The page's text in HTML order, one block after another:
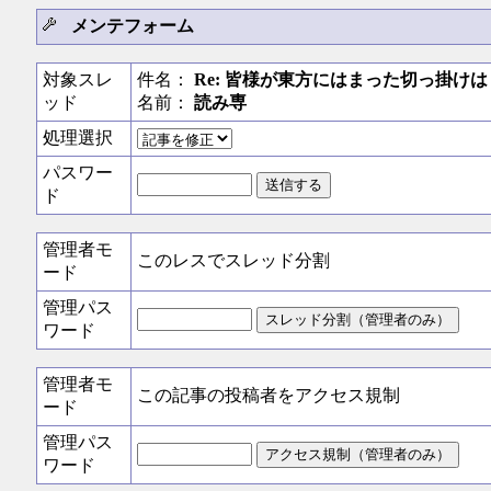
メンテフォーム
対象スレ
ッド
件名： Re: 皆様が東方にはまった切っ掛けは
名前： 読み専
処理選択
パスワー
ド
管理者モ
ード
このレスでスレッド分割
管理パス
ワード
管理者モ
ード
この記事の投稿者をアクセス規制
管理パス
ワード